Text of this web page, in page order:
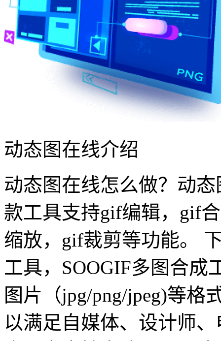
动态图在线介绍
动态图在线怎么做？动
款工具支持gif编辑，gif
缩放，gif裁剪等功能。
工具，SOOGIF多图合成
图片（jpg/png/jpeg)等格
以满足自媒体、设计师